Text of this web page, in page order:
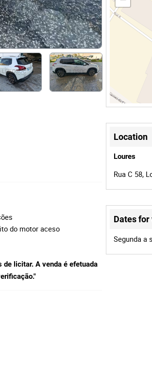
do motor aceso
de licitar. A venda é efetuada
Location
Loures
Rua C 58,
Dates
Segunda a